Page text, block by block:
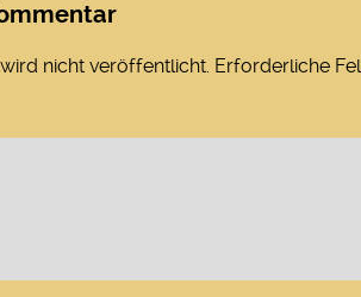
nicht veröffentlicht. Erforderliche